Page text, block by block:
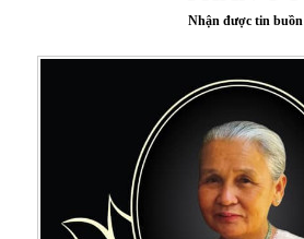
Nhận được tin buồn